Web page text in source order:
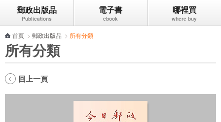
跳到主要內容區塊
郵政出版品 電子書 哪裡買
首頁 > 郵政出版品 > 所有分類
所有分類
回上一頁